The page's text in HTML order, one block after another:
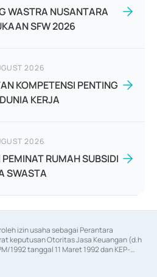
WASTRA NUSANTARA
SFW 2026
2026
KOMPETENSI PENTING
KERJA
2026
RUMAH SUBSIDI
SWASTA
izin usaha sebagai Perantara
keputusan Otoritas Jasa Keuangan (d.h
1992 tanggal 11 Maret 1992 dan KEP-
2014, izin usaha sebagai Penjamin Emisi
Otoritas Jasa Keuangan Nomor KEP-